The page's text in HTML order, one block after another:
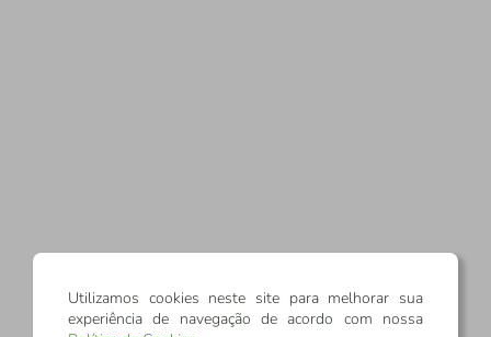
Utilizamos cookies neste site para melhorar sua
experiência de navegação de acordo com nossa